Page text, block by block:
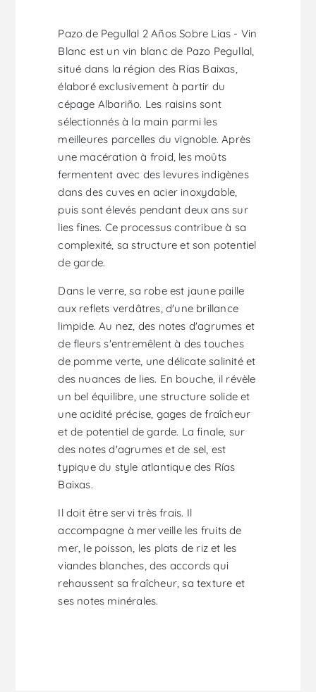
Pazo de Pegullal 2 Años Sobre Lias - Vin
Blanc est un vin blanc de Pazo Pegullal,
situé dans la région des Rías Baixas,
élaboré exclusivement à partir du
cépage Albariño. Les raisins sont
sélectionnés à la main parmi les
meilleures parcelles du vignoble. Après
une macération à froid, les moûts
fermentent avec des levures indigènes
dans des cuves en acier inoxydable,
puis sont élevés pendant deux ans sur
lies fines. Ce processus contribue à sa
complexité, sa structure et son potentiel
de garde.
Dans le verre, sa robe est jaune paille
aux reflets verdâtres, d'une brillance
limpide. Au nez, des notes d'agrumes et
de fleurs s'entremêlent à des touches
de pomme verte, une délicate salinité et
des nuances de lies. En bouche, il révèle
un bel équilibre, une structure solide et
une acidité précise, gages de fraîcheur
et de potentiel de garde. La finale, sur
des notes d'agrumes et de sel, est
typique du style atlantique des Rías
Baixas.
Il doit être servi très frais. Il
accompagne à merveille les fruits de
mer, le poisson, les plats de riz et les
viandes blanches, des accords qui
rehaussent sa fraîcheur, sa texture et
ses notes minérales.